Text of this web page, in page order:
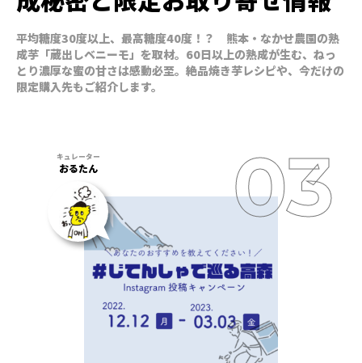
平均糖度30度以上、最高糖度40度！？ 熊本・なかせ農園の熟
成芋「蔵出しベニーモ」を取材。60日以上の熟成が生む、ねっ
とり濃厚な蜜の甘さは感動必至。絶品焼き芋レシピや、今だけの
限定購入先もご紹介します。
おるたん